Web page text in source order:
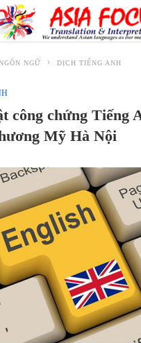
NGỮ DỊCH TIẾNG ANH
công chứng Tiếng
Mỹ Hà Nội